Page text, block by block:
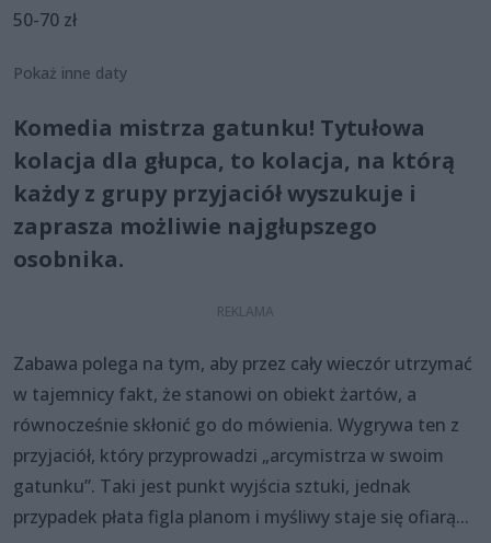
50-70 zł
Pokaż inne daty
Komedia mistrza gatunku! Tytułowa
kolacja dla głupca, to kolacja, na którą
każdy z grupy przyjaciół wyszukuje i
zaprasza możliwie najgłupszego
osobnika.
Zabawa polega na tym, aby przez cały wieczór utrzymać
w tajemnicy fakt, że stanowi on obiekt żartów, a
równocześnie skłonić go do mówienia. Wygrywa ten z
przyjaciół, który przyprowadzi „arcymistrza w swoim
gatunku”. Taki jest punkt wyjścia sztuki, jednak
przypadek płata figla planom i myśliwy staje się ofiarą...